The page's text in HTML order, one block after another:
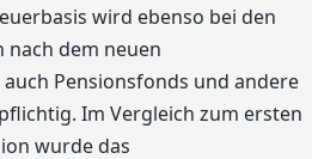
wird ebenso bei den
dem neuen
Pensionsfonds und andere
Im Vergleich zum ersten
wurde das